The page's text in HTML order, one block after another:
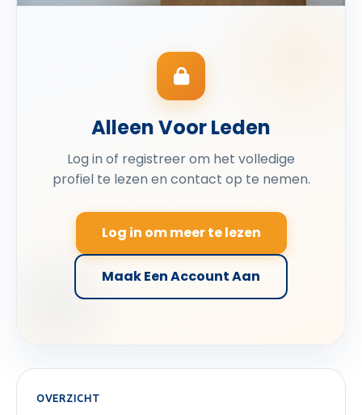
Alleen Voor Leden
Log in of registreer om het volledige
profiel te lezen en contact op te nemen.
Log in om meer te lezen
Maak Een Account Aan
OVERZICHT